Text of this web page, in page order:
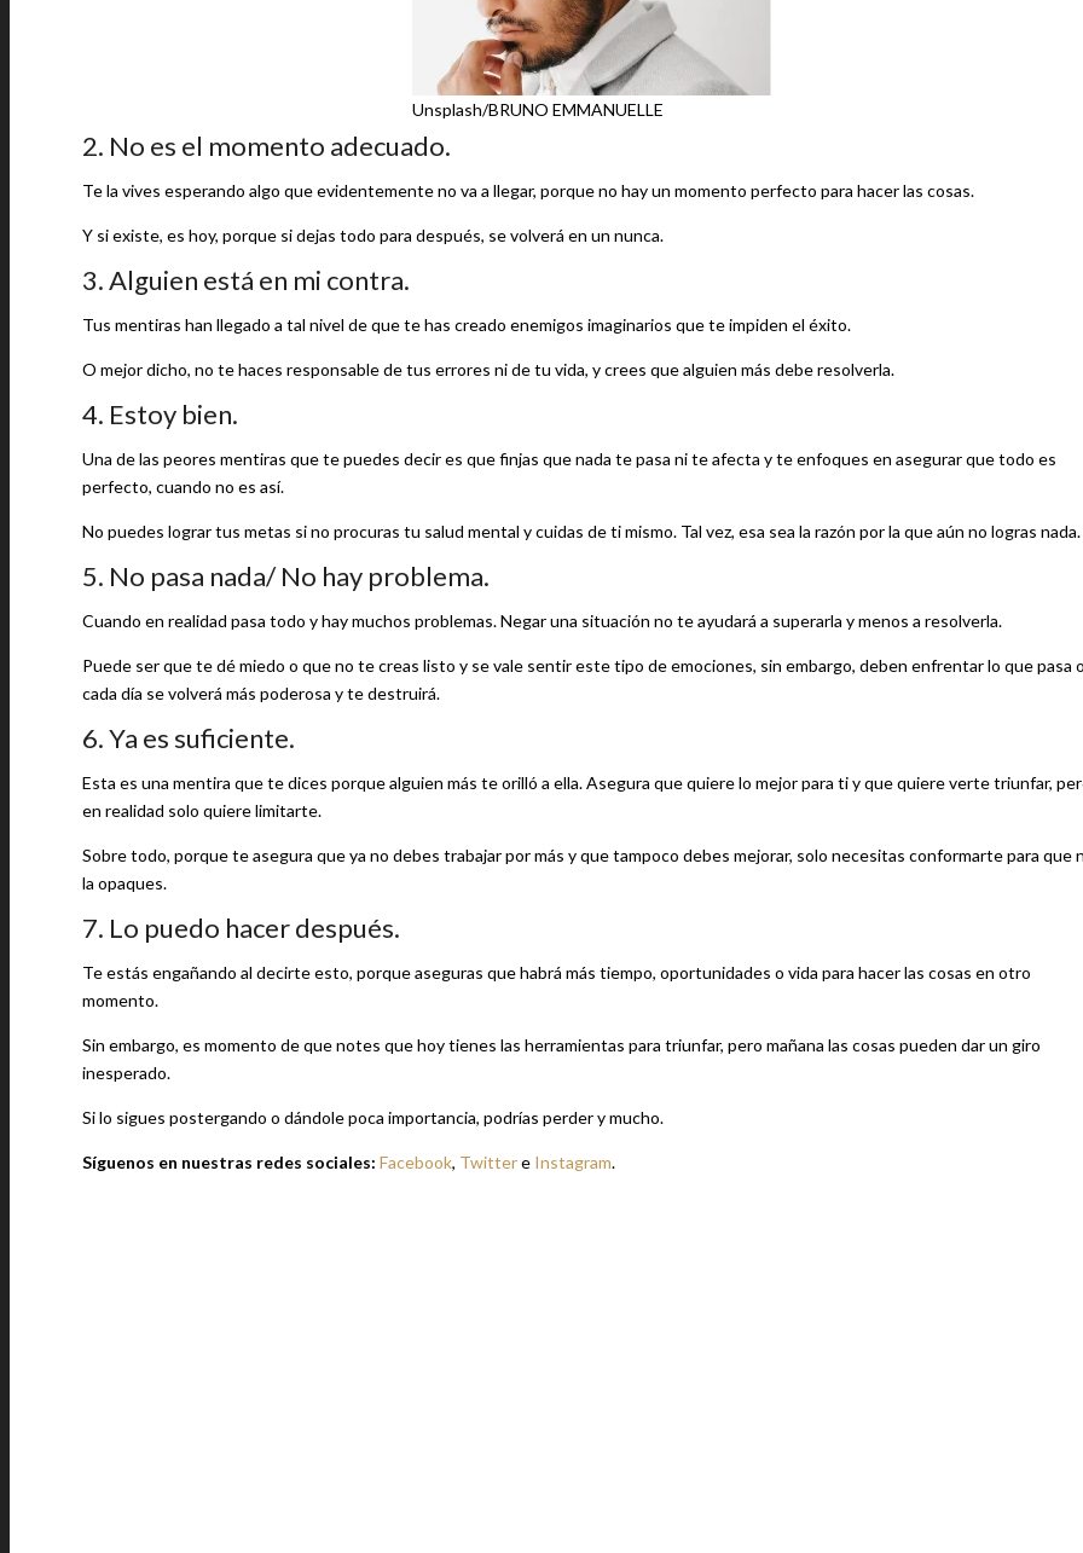
Unsplash/BRUNO EMMANUELLE
2. No es el momento adecuado.
Te la vives esperando algo que evidentemente no va a llegar, porque no hay un momento perfecto para hacer las cosas.
Y si existe, es hoy, porque si dejas todo para después, se volverá en un nunca.
3. Alguien está en mi contra.
Tus mentiras han llegado a tal nivel de que te has creado enemigos imaginarios que te impiden el éxito.
O mejor dicho, no te haces responsable de tus errores ni de tu vida, y crees que alguien más debe resolverla.
4. Estoy bien.
Una de las peores mentiras que te puedes decir es que finjas que nada te pasa ni te afecta y te enfoques en asegurar que todo es
perfecto, cuando no es así.
No puedes lograr tus metas si no procuras tu salud mental y cuidas de ti mismo. Tal vez, esa sea la razón por la que aún no logras nada.
5. No pasa nada/ No hay problema.
Cuando en realidad pasa todo y hay muchos problemas. Negar una situación no te ayudará a superarla y menos a resolverla.
Puede ser que te dé miedo o que no te creas listo y se vale sentir este tipo de emociones, sin embargo, deben enfrentar lo que pasa
cada día se volverá más poderosa y te destruirá.
6. Ya es suficiente.
Esta es una mentira que te dices porque alguien más te orilló a ella. Asegura que quiere lo mejor para ti y que quiere verte triunfar,
en realidad solo quiere limitarte.
Sobre todo, porque te asegura que ya no debes trabajar por más y que tampoco debes mejorar, solo necesitas conformarte para que
la opaques.
7. Lo puedo hacer después.
Te estás engañando al decirte esto, porque aseguras que habrá más tiempo, oportunidades o vida para hacer las cosas en otro
momento.
Sin embargo, es momento de que notes que hoy tienes las herramientas para triunfar, pero mañana las cosas pueden dar un giro
inesperado.
Si lo sigues postergando o dándole poca importancia, podrías perder y mucho.
Síguenos en nuestras redes sociales: Facebook, Twittere Instagram.